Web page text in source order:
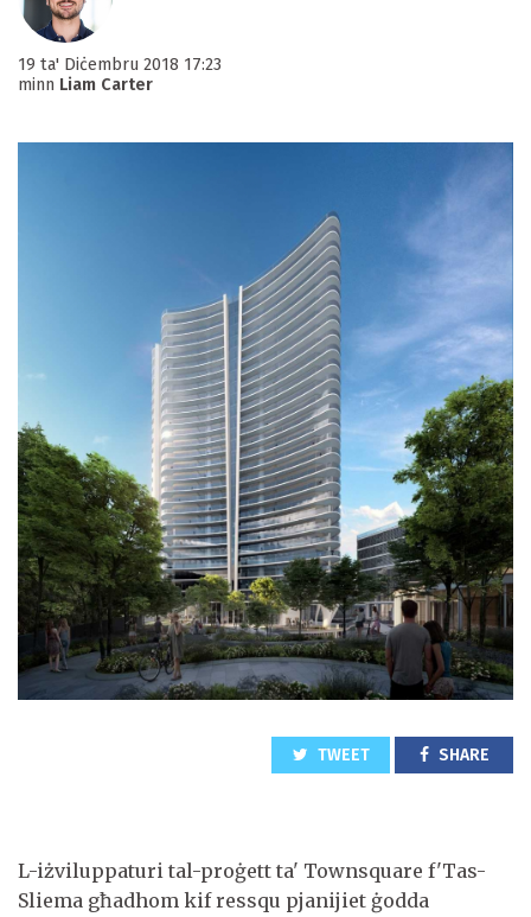
19 ta' Diċembru 2018 17:23
minn Liam Carter
TWEET SHARE
L-iżviluppaturi tal-proġett ta' Townsquare f'Tas-
Sliema għadhom kif ressqu pjanijiet ġodda